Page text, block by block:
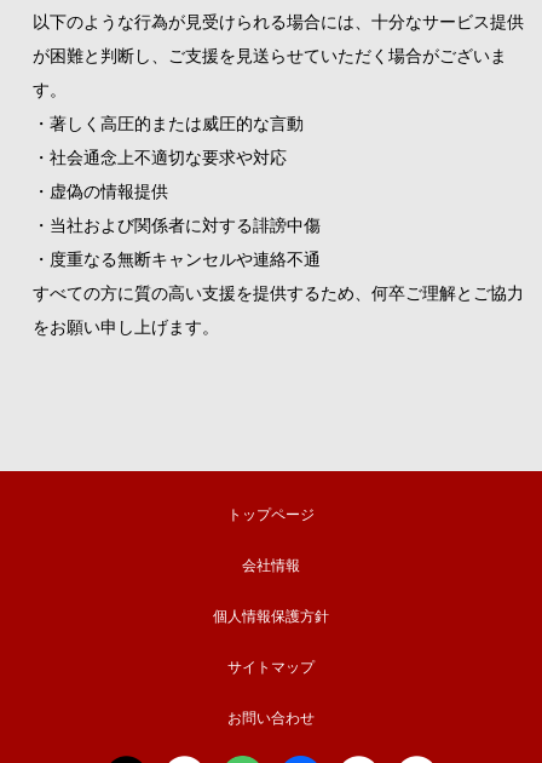
以下のような行為が見受けられる場合には、十分なサービス提供
が困難と判断し、ご支援を見送らせていただく場合がございま
す。
・著しく高圧的または威圧的な言動
・社会通念上不適切な要求や対応
・虚偽の情報提供
・当社および関係者に対する誹謗中傷
・度重なる無断キャンセルや連絡不通
すべての方に質の高い支援を提供するため、何卒ご理解とご協力
をお願い申し上げます。
トップページ
会社情報
個人情報保護方針
サイトマップ
お問い合わせ